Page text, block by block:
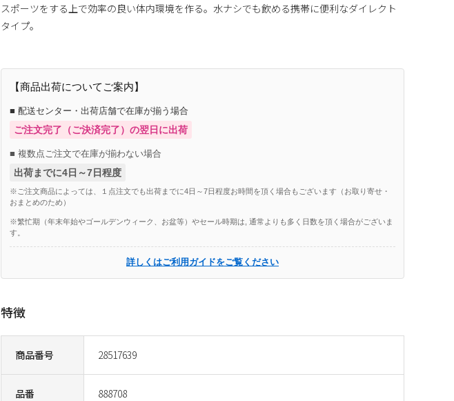
商品番号 28517639
品番 888708
スポーツをする上で効率の良い体内環境を作る。水ナシでも飲める携帯に便利なダイレクト
タイプ。
【商品出荷についてご案内】
■ 配送センター・出荷店舗で在庫が揃う場合
ご注文完了（ご決済完了）の翌日に出荷
■ 複数点ご注文で在庫が揃わない場合
出荷までに4日～7日程度
※ご注文商品によっては、１点注文でも出荷までに4日～7日程度お時間を頂く場合もございます（お取り寄せ・
おまとめのため）
※繁忙期（年末年始やゴールデンウィーク、お盆等）やセール時期は, 通常よりも多く日数を頂く場合がございま
す。
詳しくはご利用ガイドをご覧ください
特徴